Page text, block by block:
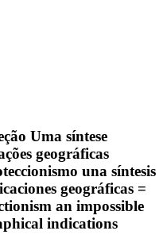
Uma síntese
geográficas
una síntesis
geográficas =
an impossible
indications